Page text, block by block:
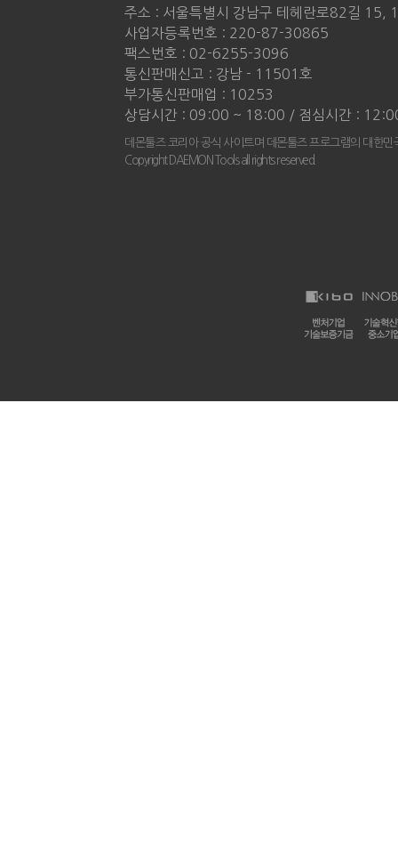
주소 : 서울특별시 강남구 테헤란로82길 15,
사업자등록번호 : 220-87-30865
팩스번호 : 02-6255-3096
통신판매신고 : 강남 - 11501호
부가통신판매업 : 10253
상담시간 : 09:00 ~ 18:00 / 점심시간 :
데몬툴즈 코리아 공식 사이트며 데몬툴즈 프로그램의 대한
Copyright DAEMON Tools all rights reserved.